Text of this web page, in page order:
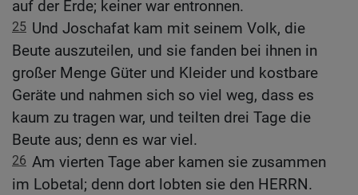
auf der Erde; keiner war entronnen.
25 Und Joschafat kam mit seinem Volk, die
Beute auszuteilen, und sie fanden bei ihnen in
großer Menge Güter und Kleider und kostbare
Geräte und nahmen sich so viel weg, dass es
kaum zu tragen war, und teilten drei Tage die
Beute aus; denn es war viel.
26 Am vierten Tage aber kamen sie zusammen
im Lobetal; denn dort lobten sie den HERRN.